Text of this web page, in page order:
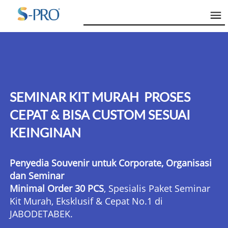
SEMINAR KIT MURAH  PROSES
CEPAT & BISA CUSTOM SESUAI
KEINGINAN
Penyedia Souvenir untuk Corporate, Organisasi
dan Seminar
Minimal Order 30 PCS, Spesialis Paket Seminar
Kit Murah, Eksklusif & Cepat No.1 di
JABODETABEK.